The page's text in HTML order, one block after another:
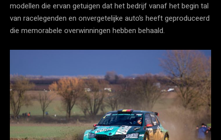
modellen die ervan getuigen dat het bedrijf vanaf het begin tal
van racelegenden en onvergetelijke auto’s heeft geproduceerd
die memorabele overwinningen hebben behaald.